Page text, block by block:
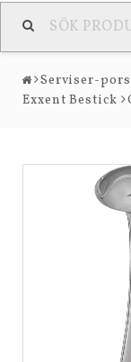
Serviser-
Exxent Bestick